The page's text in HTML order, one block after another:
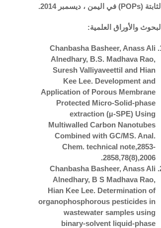
الثابتة (POPs) في اليمن ، ديسمبر 2014.
البحوث والأوراق العلمية:
Chanbasha Basheer, Anass Ali
Alnedhary, B.S. Madhava Rao,
Suresh Valliyaveettil and Hian
Kee Lee. Development and
Application of Porous Membrane
Protected Micro-Solid-phase
extraction (µ-SPE) Using
Multiwalled Carbon Nanotubes
Combined with GC/MS. Anal.
Chem. technical note,2853-
2858,78(8),2006.
Chanbasha Basheer, Anass Ali
Alnedhary, B S Madhava Rao,
Hian Kee Lee. Determination of
organophosphorous pesticides in
wastewater samples using
binary-solvent liquid-phase